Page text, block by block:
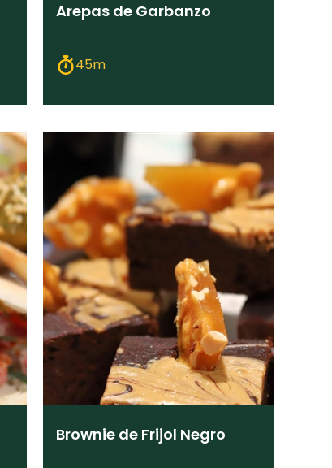
Arepas de Garbanzo
45m
Brownie de Frijol Negro